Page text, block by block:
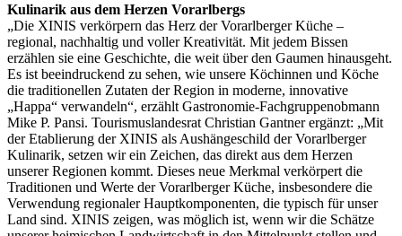
Kulinarik aus dem Herzen Vorarlbergs
„Die XINIS verkörpern das Herz der Vorarlberger Küche –
regional, nachhaltig und voller Kreativität. Mit jedem Bissen
erzählen sie eine Geschichte, die weit über den Gaumen hinausgeht.
Es ist beeindruckend zu sehen, wie unsere Köchinnen und Köche
die traditionellen Zutaten der Region in moderne, innovative
„Happa“ verwandeln“, erzählt Gastronomie-Fachgruppenobmann
Mike P. Pansi. Tourismuslandesrat Christian Gantner ergänzt: „Mit
der Etablierung der XINIS als Aushängeschild der Vorarlberger
Kulinarik, setzen wir ein Zeichen, das direkt aus dem Herzen
unserer Regionen kommt. Dieses neue Merkmal verkörpert die
Traditionen und Werte der Vorarlberger Küche, insbesondere die
Verwendung regionaler Hauptkomponenten, die typisch für unser
Land sind. XINIS zeigen, was möglich ist, wenn wir die Schätze